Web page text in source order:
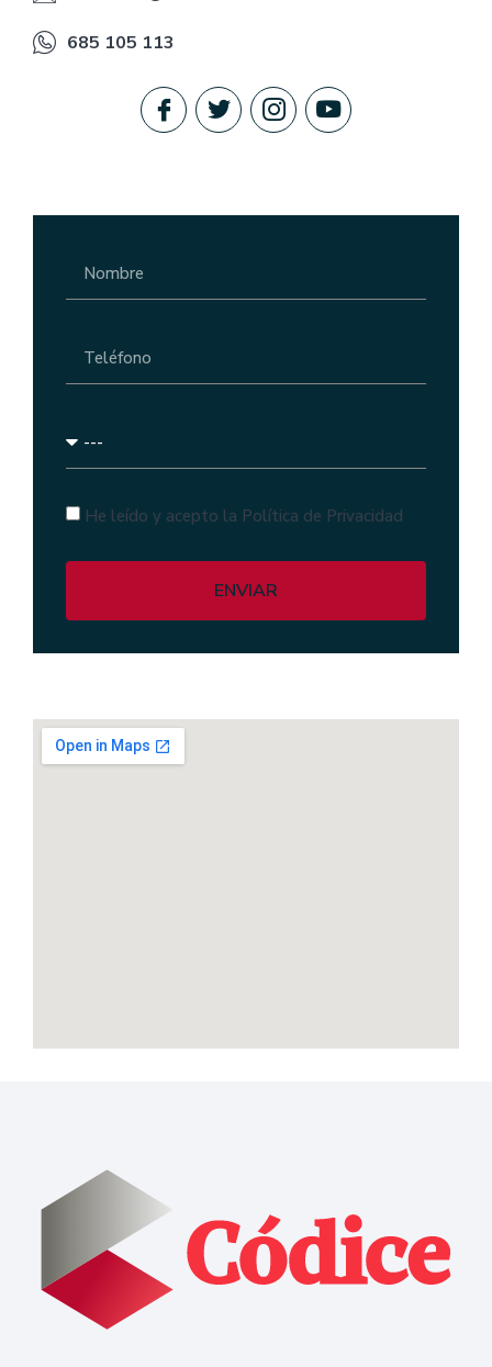
685 105 113
He leído y acepto la Política de Privacidad
ENVIAR